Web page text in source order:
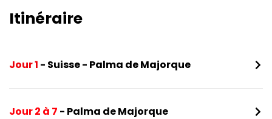
Itinéraire​
Jour 1 - Suisse - Palma de Majorque
Jour 2 à 7 - Palma de Majorque